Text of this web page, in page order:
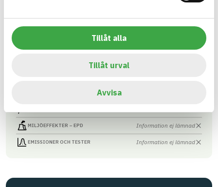
Tillåt alla
Tillåt urval
Avvisa
10990000
BK04-KOD
GTIN
Grön Infra Sverige AB
VARUMÄRKE
Grön Infra
741787
HÄLSO- OCH MILJÖ­FARLIGHET
MILJÖEFFEKTER – EPD Information ej lämnad
EMISSIONER OCH TESTER Information ej lämnad